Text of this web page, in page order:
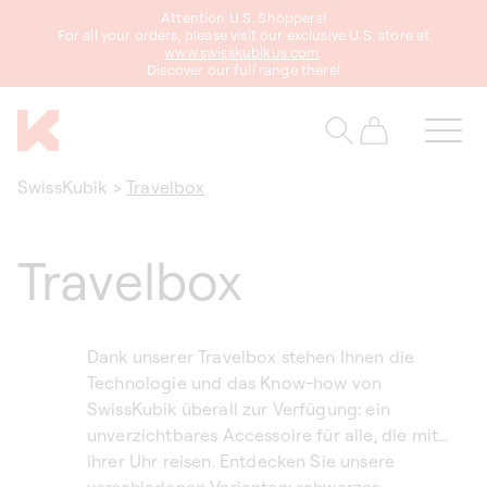
Attention U.S. Shoppers!
For all your orders, please visit our exclusive U.S. store at
www.swisskubikus.com
Discover our full range there!
Warenkorb
SwissKubik > Travelbox
Travelbox
Dank unserer Travelbox stehen Ihnen die
Technologie und das Know-how von
SwissKubik überall zur Verfügung: ein
unverzichtbares Accessoire für alle, die mit
ihrer Uhr reisen. Entdecken Sie unsere